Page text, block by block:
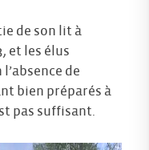
de son lit à
et les élus
de
bien préparés à
pas suffisant.